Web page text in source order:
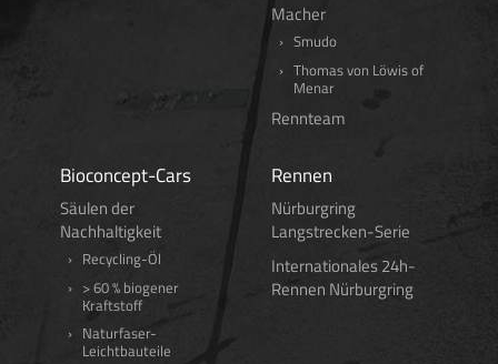
Macher
Smudo
Thomas von Löwis of
Menar
Rennteam
Bioconcept-Cars
Säulen der
Nachhaltigkeit
Recycling-Öl
> 60 % biogener
Kraftstoff
Naturfaser-
Leichtbauteile
Rennen
Nürburgring
Langstrecken-Serie
Internationales 24h-
Rennen Nürburgring